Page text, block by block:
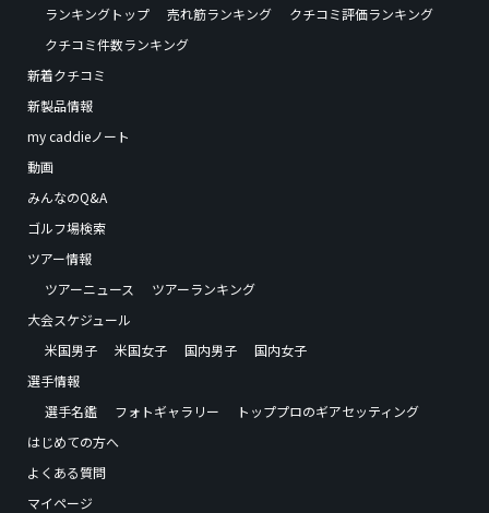
ランキングトップ
売れ筋ランキング
クチコミ評価ランキング
クチコミ件数ランキング
新着クチコミ
新製品情報
my caddieノート
動画
みんなのQ&A
ゴルフ場検索
ツアー情報
ツアーニュース
ツアーランキング
大会スケジュール
米国男子
米国女子 国内男子
国内女子
選手情報
選手名鑑
フォトギャラリー
トッププロのギアセッティング
はじめての方へ
よくある質問
マイページ